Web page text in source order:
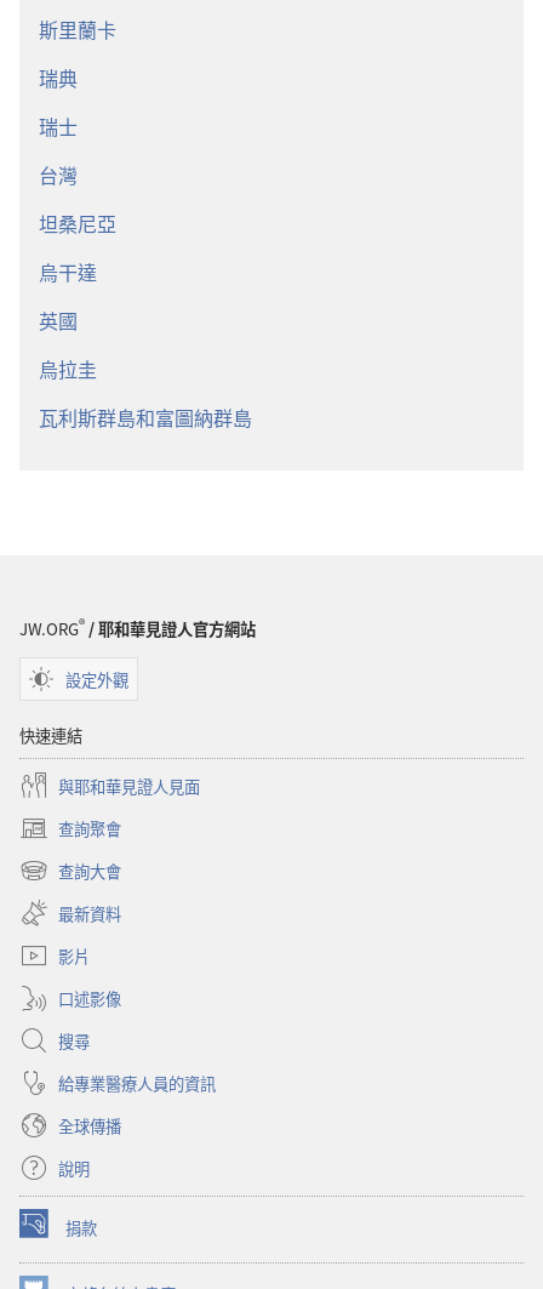
斯里蘭卡
瑞典
瑞士
台灣
坦桑尼亞
烏干達
英國
烏拉圭
瓦利斯群島和富圖納群島
JW.ORG®/ 耶和華見證人官方網站
設定外觀
快速連結
與耶和華見證人見面
查詢聚會
（開
啟
新
視
窗）
查詢大會
（開
啟
新
視
最新資料
影片
口述影像
搜尋
給專業醫療人員的資訊
全球傳播
說明
捐款
（開
啟